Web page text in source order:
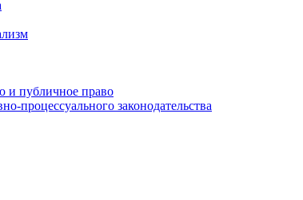
и публичное право
процессуального законодательства